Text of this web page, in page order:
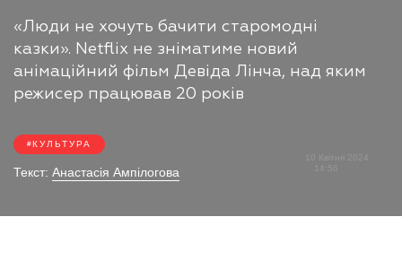
«Люди не хочуть бачити старомодні
казки». Netflix не зніматиме новий
анімаційний фільм Девіда Лінча, над яким
режисер працював 20 років
КУЛЬТУРА
Текст: Анастасія Ампілогова